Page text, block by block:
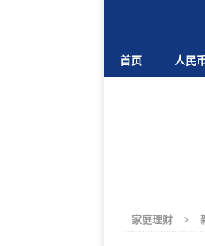
首页 人民
家庭理财